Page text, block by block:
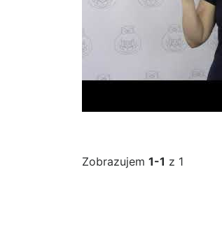
Zobrazujem 1-1 z 1